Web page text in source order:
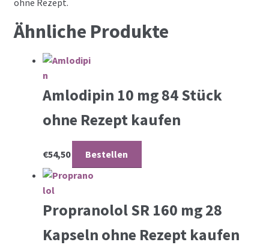
Ähnliche Produkte
Amlodipin 10 mg 84 Stück
ohne Rezept kaufen
€54,50 Bestellen
Propranolol SR 160 mg 28
Kapseln ohne Rezept kaufen